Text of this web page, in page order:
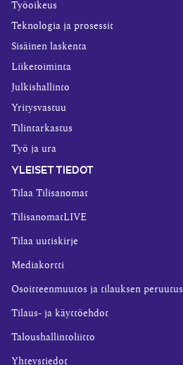
Työoikeus
Teknologia ja prosessit
Sisäinen laskenta
Liiketoiminta
Julkishallinto
Yritysvastuu
Tilintarkastus
Työ ja ura
YLEISET TIEDOT
Tilaa Tilisanomat
TilisanomatLIVE
Tilaa uutiskirje
Mediakortti
Osoitteenmuutos ja tilauksen peruutus
Tilaus- ja käyttöehdot
Taloushallintoliitto
Yhteystiedot